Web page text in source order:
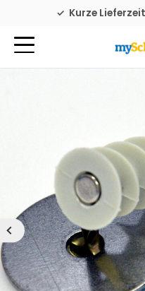
Familienbetrieb seit 1976
Kurze